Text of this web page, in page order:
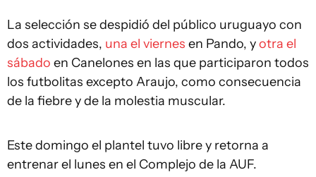
La selección se despidió del público uruguayo con
dos actividades, una el viernes en Pando, yotra el
sábado en Canelones en las que participaron todos
los futbolitas excepto Araujo, como consecuencia
de la fiebre y de la molestia muscular.
Este domingo el plantel tuvo libre y retorna a
entrenar el lunes en el Complejo de la AUF.